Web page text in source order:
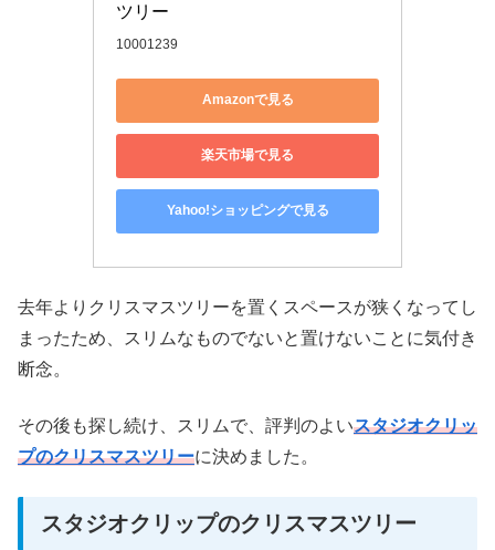
ツリー
10001239
Amazonで見る
楽天市場で見る
Yahoo!ショッピングで見る
去年よりクリスマスツリーを置くスペースが狭くなってし
まったため、スリムなものでないと置けないことに気付き
断念。
その後も探し続け、スリムで、評判のよいスタジオクリッ
プのクリスマスツリーに決めました。
スタジオクリップのクリスマスツリー